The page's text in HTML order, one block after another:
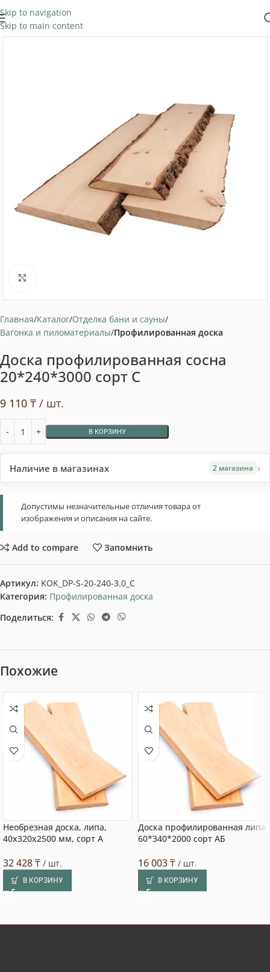
Skip to navigation
Skip to main content
Главная Каталог Отделка бани и сауны
Вагонка и пиломатериалы Профилированная доска
Доска профилированная сосна
20*240*3000 сорт С
9 110 ₸ / шт.
В КОРЗИНУ
Наличие в магазинах 2 магазина ›
Допустимы незначительные отличия товара от
изображения и описания на сайте.
Add to compare Запомнить
Артикул: KOK_DP-S-20-240-3.0_C
Категория: Профилированная доска
Поделиться:
Похожие
Необрезная доска, липа,
40x320x2500 мм, сорт A
32 428₸ / шт.
В КОРЗИНУ
Доска профилированная липа
60*340*2000 сорт АБ
16 003₸ / шт.
В КОРЗИНУ